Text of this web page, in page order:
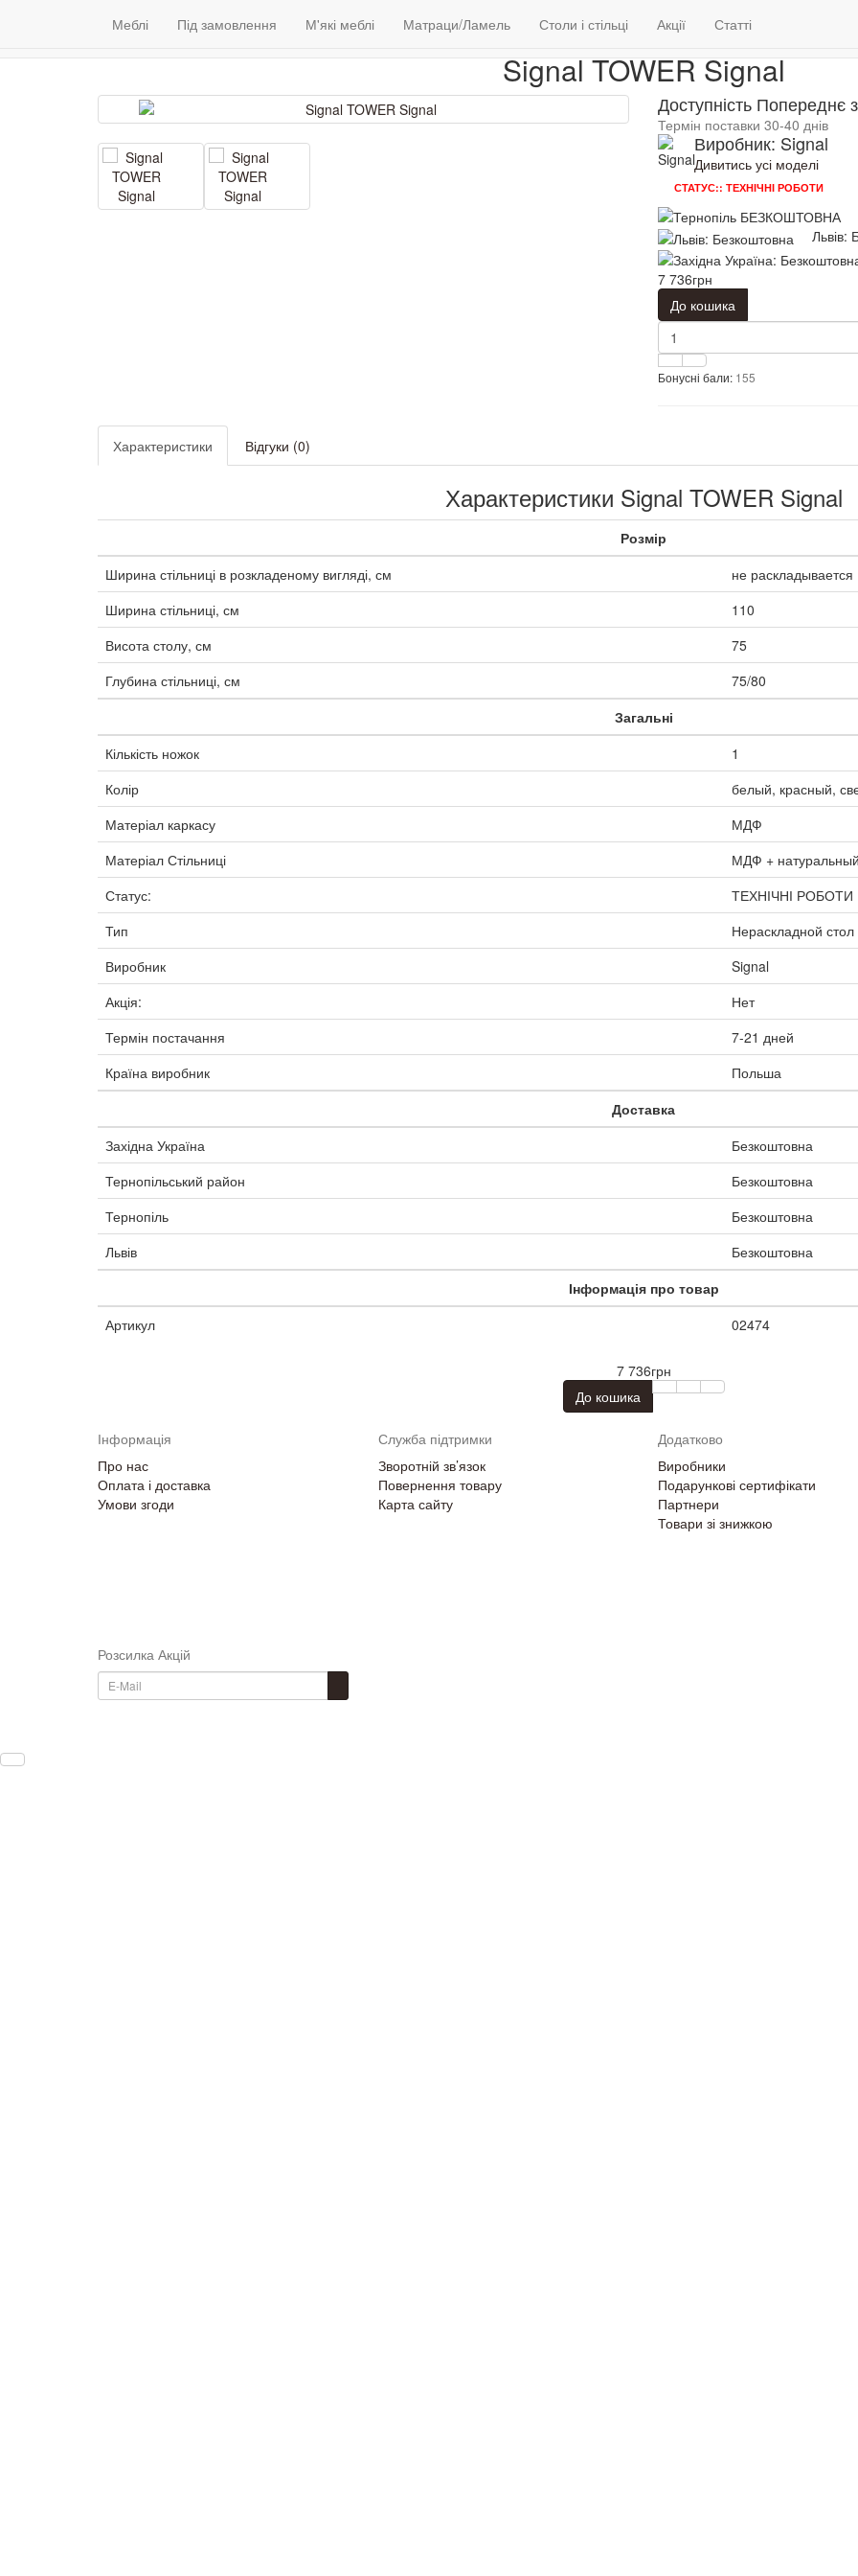
(098) 79 39 176 Контакти
Меблі Під замовлення М'які меблі Матраци/Ламель Столи і стільці Акції Статті
Столи і стільці Столи обідні Signal TOWER
Signal TOWER Signal
Доступність Попереднє
Термін поставки 30-40 днів
Виробник: Signal
Дивитись усі моделі
СТАТУС:: ТЕХНІЧНІ РОБОТИ
Львів:
7 736грн
До кошика
Бонусні бали: 155
Характеристики Відгуки (0)
Характеристики Signal TOWER Signal
Розмір
Ширина стільниці в розкладеному вигляді, см
не раскладывается
Ширина стільниці, см
110
Висота столу, см
75
Глубина стільниці, см
75/80
Загальні
Кількість ножок
1
Колір
белый, красный,
Матеріал каркасу
МДФ
Матеріал Стільниці
МДФ +
Статус:
ТЕХНІЧНІ РОБОТИ
Тип
Нераскладной стол
Виробник
Signal
Акція:
Нет
Термін постачання
7-21 дней
Країна виробник
Польша
Доставка
Західна Україна
Безкоштовна
Тернопільський район
Безкоштовна
Тернопіль
Безкоштовна
Львів
Безкоштовна
Інформація про товар
Артикул
02474
7 736грн
До кошика
Інформація
Про нас
Оплата і доставка
Умови згоди
Служба підтримки
Зворотній зв’язок
Повернення товару
Карта сайту
Додатково
Виробники
Подарункові сертифікати
Партнери
Товари зі знижкою
Розсилка Акцій